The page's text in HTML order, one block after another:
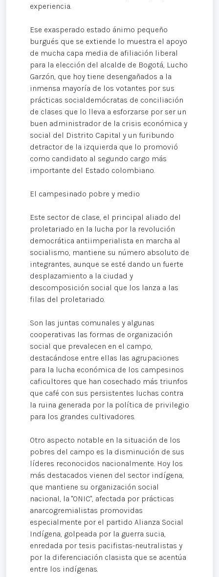
experiencia.
Ese exasperado estado ánimo pequeño
burgués que se extiende lo muestra el apoyo
de mucha capa media de afiliación liberal
para la elección del alcalde de Bogotá, Lucho
Garzón, que hoy tiene desengañados a la
inmensa mayoría de los votantes por sus
prácticas socialdemócratas de conciliación
de clases que lo lleva a esforzarse por ser un
buen administrador de la crisis económica y
social del Distrito Capital y un furibundo
detractor de la izquierda que lo promovió
como candidato al segundo cargo más
importante del Estado colombiano.
El campesinado pobre y medio
Este sector de clase, el principal aliado del
proletariado en la lucha por la revolución
democrática antiimperialista en marcha al
socialismo, mantiene su número absoluto de
integrantes, aunque se esté dando un fuerte
desplazamiento a la ciudad y
descomposición social que los lanza a las
filas del proletariado.
Son las juntas comunales y algunas
cooperativas las formas de organización
social que prevalecen en el campo,
destacándose entre ellas las agrupaciones
para la lucha económica de los campesinos
caficultores que han cosechado más triunfos
que café con sus persistentes luchas contra
la ruina generada por la política de privilegio
para los grandes cultivadores.
Otro aspecto notable en la situación de los
pobres del campo es la disminución de sus
líderes reconocidos nacionalmente. Hoy los
más destacados vienen del sector indígena,
que mantiene su organización social
nacional, la "ONIC", afectada por prácticas
anarcogremialistas promovidas
especialmente por el partido Alianza Social
Indígena, golpeada por la guerra sucia,
enredada por tesis pacifistas-neutralistas y
por la diferenciación clasista que se acentúa
entre los indígenas.